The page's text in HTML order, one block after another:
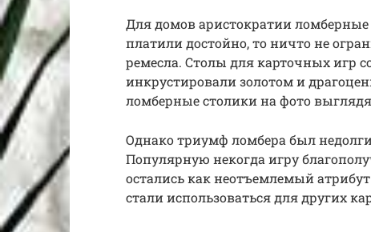
Для домов аристократии ломберные
платили достойно, то ничто не
ремесла. Столы для карточных игр
инкрустировали золотом и
ломберные столики на фото
Однако триумф ломбера был
Популярную некогда игру
остались как неотъемлемый
стали использоваться для других